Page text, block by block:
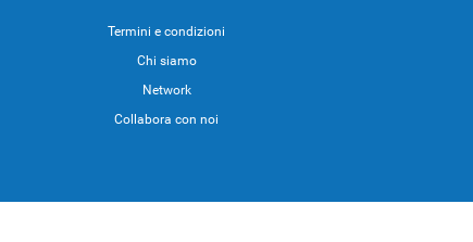
Termini e condizioni
Chi siamo
Network
Collabora con noi